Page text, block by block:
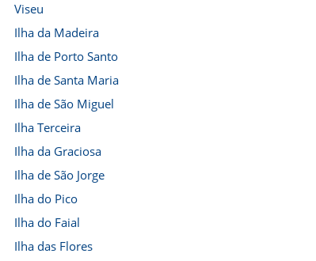
Viseu
Ilha da Madeira
Ilha de Porto Santo
Ilha de Santa Maria
Ilha de São Miguel
Ilha Terceira
Ilha da Graciosa
Ilha de São Jorge
Ilha do Pico
Ilha do Faial
Ilha das Flores